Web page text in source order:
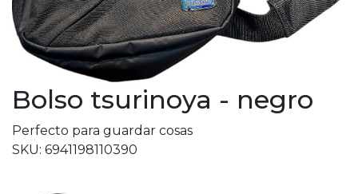
Bolso tsurinoya - negro
Perfecto para guardar cosas
SKU: 6941198110390